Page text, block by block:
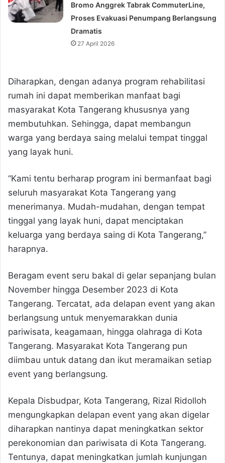
Bromo Anggrek Tabrak CommuterLine,
Proses Evakuasi Penumpang Berlangsung
Dramatis
27 April 2026
Diharapkan, dengan adanya program rehabilitasi
rumah ini dapat memberikan manfaat bagi
masyarakat Kota Tangerang khususnya yang
membutuhkan. Sehingga, dapat membangun
warga yang berdaya saing melalui tempat tinggal
yang layak huni.
“Kami tentu berharap program ini bermanfaat bagi
seluruh masyarakat Kota Tangerang yang
menerimanya. Mudah-mudahan, dengan tempat
tinggal yang layak huni, dapat menciptakan
keluarga yang berdaya saing di Kota Tangerang,”
harapnya.
Beragam event seru bakal di gelar sepanjang bulan
November hingga Desember 2023 di Kota
Tangerang. Tercatat, ada delapan event yang akan
berlangsung untuk menyemarakkan dunia
pariwisata, keagamaan, hingga olahraga di Kota
Tangerang. Masyarakat Kota Tangerang pun
diimbau untuk datang dan ikut meramaikan setiap
event yang berlangsung.
Kepala Disbudpar, Kota Tangerang, Rizal Ridolloh
mengungkapkan delapan event yang akan digelar
diharapkan nantinya dapat meningkatkan sektor
perekonomian dan pariwisata di Kota Tangerang.
Tentunya, dapat meningkatkan jumlah kunjungan